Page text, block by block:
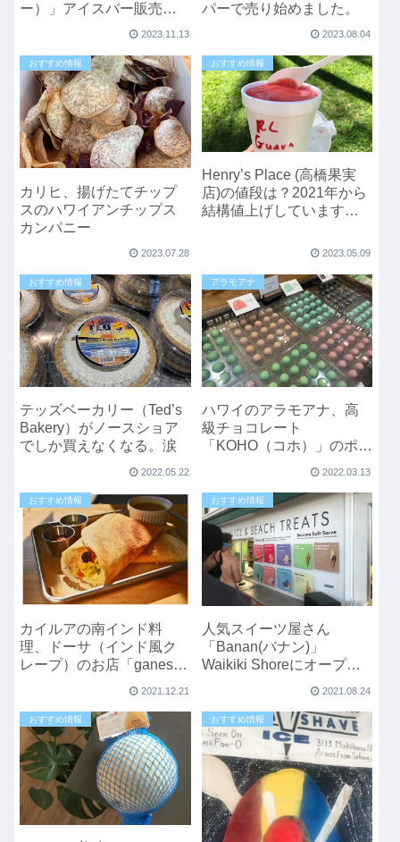
ー）」アイスバー販売開
2023.11.13
パーで売り始めました。
2023.08.04
おすすめ情報
カリヒ、揚げたてチップ
スのハワイアンチップス
カンパニー
2023.07.28
おすすめ情報
Henry’s Place (高橋果実
店)の値段は？2021年から
結構値上げしています
2023.05.09
おすすめ情報
テッズベーカリー（Ted’s
Bakery）がノースショア
でしか買えなくなる。涙
2022.05.22
アラモアナ
ハワイのアラモアナ、高
級チョコレート
「KOHO（コホ）」のポッ
プアップショップ
2022.03.13
おすすめ情報
カイルアの南インド料
理、ドーサ（インド風ク
レープ）のお店「ganesh
2021.12.21
おすすめ情報
人気スイーツ屋さん
「Banan(バナン)」
Waikiki Shoreにオープン
2021.08.24
おすすめ情報 おすすめ情報